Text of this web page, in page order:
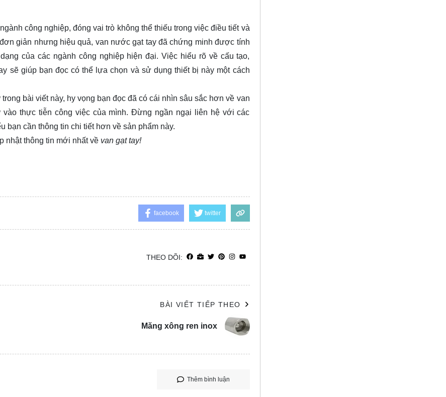
công nghiệp, đóng vai trò không thể thiếu trong việc điều tiết và
giản nhưng hiệu quả, van nước gạt tay đã chứng minh được tính
của các ngành công nghiệp hiện đại. Việc hiểu rõ về cấu tạo,
sẽ giúp bạn đọc có thể lựa chọn và sử dụng thiết bị này một cách
bài viết này, hy vọng bạn đọc đã có cái nhìn sâu sắc hơn về van
thực tiễn công việc của mình. Đừng ngần ngại liên hệ với các
bạn cần thông tin chi tiết hơn về sản phẩm này.
nhật thông tin mới nhất về van gạt tay!
facebook twitter
THEO DÕI:
BÀI VIẾT TIẾP THEO
Măng xông ren inox
Thêm bình luận